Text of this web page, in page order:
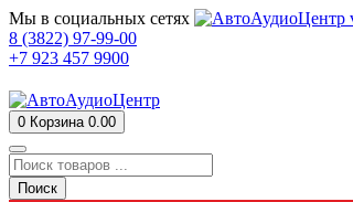
Мы в социальных сетях
8 (3822) 97-99-00
+7 923 457 9900
0 Корзина 0.00
Поиск